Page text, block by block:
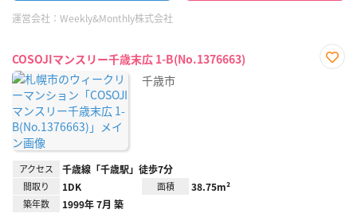
運営会社： Weekly&Monthly株式会社
COSOJIマンスリー千歳末広 1-B(No.1376663)
千歳市
アクセス 千歳線「千歳駅」徒歩7分
間取り 1DK 面積 38.75m²
築年数 1999年 7月 築